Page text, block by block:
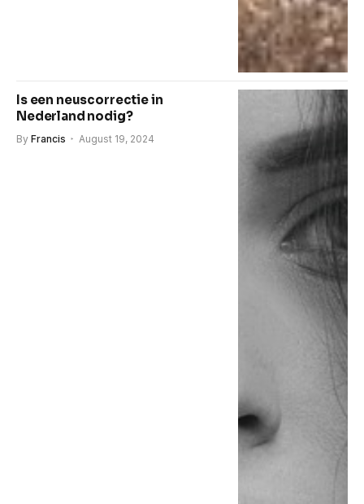
Is een neuscorrectie in
Nederland nodig?
By Francis August 19, 2024